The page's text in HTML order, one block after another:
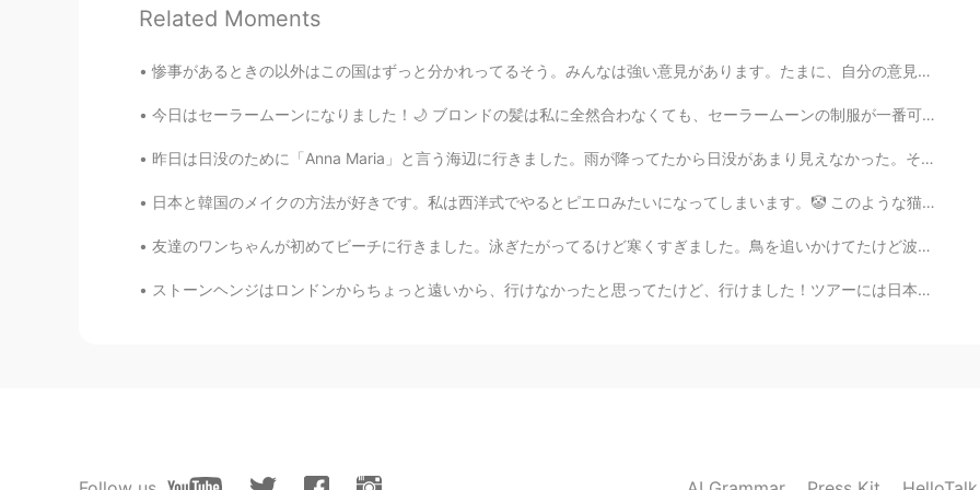
JP EN
Happy birthday 🥳 Have a great day!!
Hiro 2019.11.25 00:37
JP EN
Happy Birthday to you🎉🎉🎉🎉
Mirai みらい 未来 2019.11.24 23:33
Related Moments
惨事があるときの以外はこの国はずっと分かれってるそう。みんなは強い意見があります。たまに、自分の意見を全然述べない。みんなは自分の声だけが聞こえるので。みんなの心の距離が遠すぎた。聞こえるために...
今日はセーラームーンになりました！🌙 ブロンドの髪は私に全然合わなくても、セーラームーンの制服が一番可愛いだから、セーラームンを選びました。髪の本当の色は黒だからセーラーマーズになる方がいい...
昨日は日没のために「Anna Maria」と言う海辺に行きました。雨が降ってたから日没があまり見えなかった。それでも、色々な面白いことが撮れました。子供の頃から写真を撮ってたけど昨日まで、稲妻の...
日本と韓国のメイクの方法が好きです。私は西洋式でやるとピエロみたいになってしまいます。🤡 このような猫になります。😝 私は色々な西洋化粧品をもうたくさん持てますが、あまり使ってません。好きなy...
友達のワンちゃんが初めてビーチに行きました。泳ぎたがってるけど寒くすぎました。鳥を追いかけてたけど波が来てた時、後ずさりしてしまいました。 名前は「Zoey」です。ゾーイちゃんは本当に優しいワ...
ストーンヘンジはロンドンからちょっと遠いから、行けなかったと思ってたけど、行けました！ツアーには日本人がたくさんいました。話したかったけど、とても恥ずかしかったです。おかしい女と思うかもしれない...